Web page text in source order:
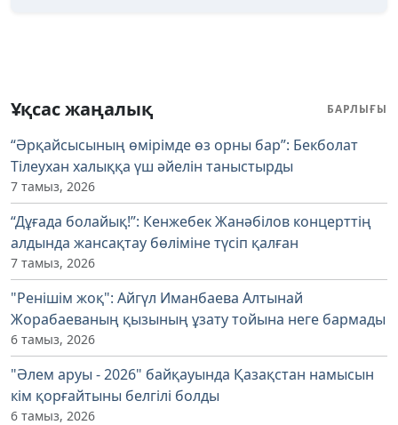
Ұқсас жаңалық БАРЛЫҒЫ
“Әрқайсысының өмірімде өз орны бар”: Бекболат
Тілеухан халыққа үш әйелін таныстырды
7 тамыз, 2026
“Дұғада болайық!”: Кенжебек Жанәбілов концерттің
алдында жансақтау бөліміне түсіп қалған
7 тамыз, 2026
"Ренішім жоқ": Айгүл Иманбаева Алтынай
Жорабаеваның қызының ұзату тойына неге бармады
6 тамыз, 2026
"Әлем аруы - 2026" байқауында Қазақстан намысын
кім қорғайтыны белгілі болды
6 тамыз, 2026